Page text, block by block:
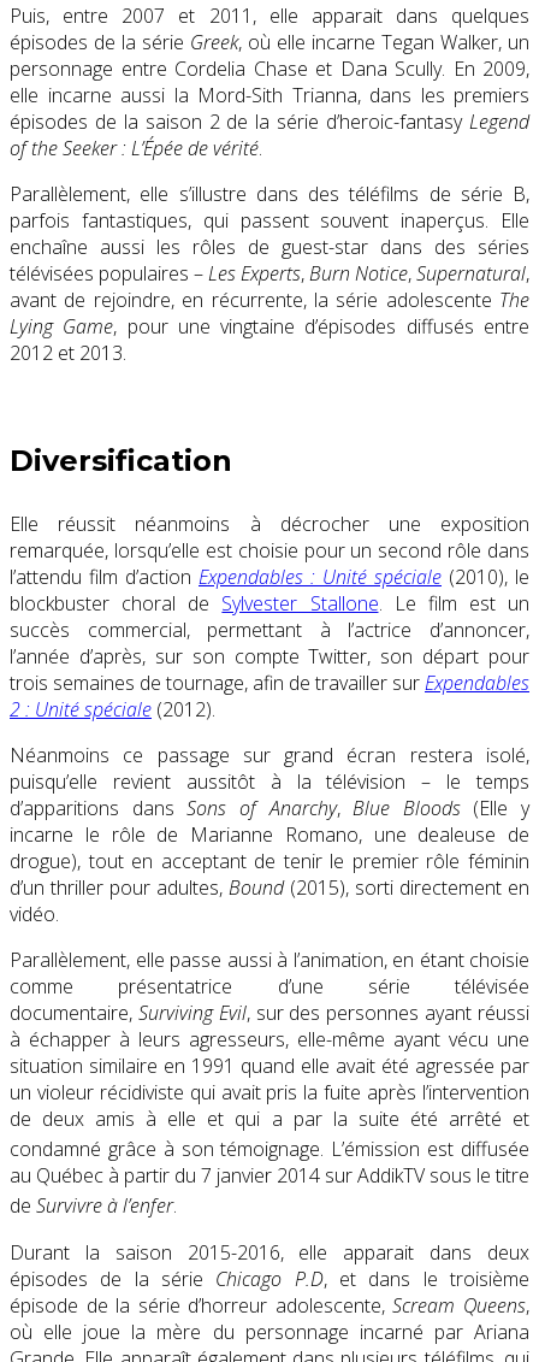
Puis, entre 2007 et 2011, elle apparait dans quelques
épisodes de la série Greek, où elle incarne Tegan Walker, un
personnage entre Cordelia Chase et Dana Scully. En 2009,
elle incarne aussi la Mord-Sith Trianna, dans les premiers
épisodes de la saison 2 de la série d’heroic-fantasy Legend
of the Seeker : L’Épée de vérité.
Parallèlement, elle s’illustre dans des téléfilms de série B,
parfois fantastiques, qui passent souvent inaperçus. Elle
enchaîne aussi les rôles de guest-star dans des séries
télévisées populaires –Les Experts,Burn Notice,Supernatural,
avant de rejoindre, en récurrente, la série adolescente The
Lying Game, pour une vingtaine d’épisodes diffusés entre
2012 et 2013.
Diversification
Elle réussit néanmoins à décrocher une exposition
remarquée, lorsqu’elle est choisie pour un second rôle dans
l’attendu film d’action Expendables : Unité spéciale (2010), le
blockbuster choral de Sylvester Stallone. Le film est un
succès commercial, permettant à l’actrice d’annoncer,
l’année d’après, sur son compte Twitter, son départ pour
trois semaines de tournage, afin de travailler surExpendables
2 : Unité spéciale (2012).
Néanmoins ce passage sur grand écran restera isolé,
puisqu’elle revient aussitôt à la télévision – le temps
d’apparitions dansSons of Anarchy,Blue Bloods(Elle y
incarne le rôle de Marianne Romano, une dealeuse de
drogue), tout en acceptant de tenir le premier rôle féminin
d’un thriller pour adultes, Bound (2015), sorti directement en
vidéo.
Parallèlement, elle passe aussi à l’animation, en étant choisie
comme présentatrice d’une série télévisée
documentaire, Surviving Evil, sur des personnes ayant réussi
à échapper à leurs agresseurs, elle-même ayant vécu une
situation similaire en 1991 quand elle avait été agressée par
un violeur récidiviste qui avait pris la fuite après l’intervention
de deux amis à elle et qui a par la suite été arrêté et
condamné grâce à son témoignage. L’émission est diffusée
au Québec à partir du 7 janvier 2014 sur AddikTV sous le titre
de Survivre à l’enfer.
Durant la saison 2015-2016, elle apparait dans deux
épisodes de la série Chicago P.D, et dans le troisième
épisode de la série d’horreur adolescente,Scream Queens,
où elle joue la mère du personnage incarné par Ariana